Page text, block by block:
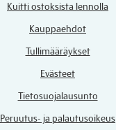
Kuitti ostoksista lennolla
Kauppaehdot
Tullimääräykset
Evästeet
Tietosuojalausunto
Peruutus- ja palautusoikeus